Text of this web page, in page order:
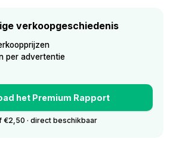
verkoopgeschiedenis
per advertentie
het Premium Rapport
€2,50 · direct beschikbaar